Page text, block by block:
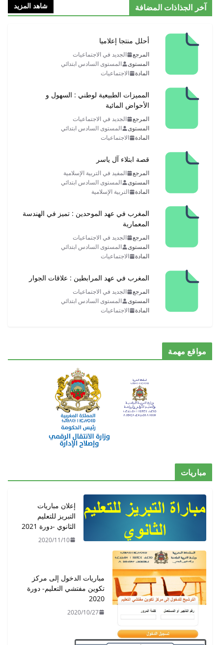
آخر الجذاذات المضافة شاهد المزيد
أحلل منتجا إعلاميا
المرجع
الجديد في الاجتماعيات
المستوى
المستوى السادس ابتدائي
المادة
الاجتماعيات
المميزات الطبيعية لوطني : السهول و
الأحواض المائية
المرجع
الجديد في الاجتماعيات
المستوى
المستوى السادس ابتدائي
المادة
الاجتماعيات
قصة ابتلاء آل ياسر
المرجع
المفيد في التربية الإسلامية
المستوى
المستوى السادس ابتدائي
المادة
التربية الإسلامية
المغرب في عهد الموحدين : تميز في الهندسة
المعمارية
المرجع
الجديد في الاجتماعيات
المستوى
المستوى السادس ابتدائي
المادة
الاجتماعيات
المغرب في عهد المرابطين : علاقات الجوار
المرجع
الجديد في الاجتماعيات
المستوى
المستوى السادس ابتدائي
المادة
الاجتماعيات
مواقع مهمة
مباريات
إعلان مباريات
التبريز للتعليم
الثانوي -دورة 2021
2020/11/10
مباريات الدخول إلى مركز
تكوين مفتشي التعليم- دورة
2020
2020/10/27